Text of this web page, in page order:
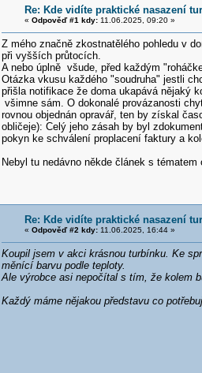
Re: Kde vidíte praktické nasazení
« Odpověď #1 kdy:11.06.2025, 09:20 »
Z mého značně zkostnatělého pohledu v
při vyšších průtocích.
A nebo úplně všude, před každým
Otázka vkusu každého "soudruha" jestli
přišla notifikace že doma ukapává nějaký
všimne sám. O dokonalé provázanosti
rovnou objednán opravář, ten by získal
obličeje): Celý jeho zásah by byl
pokyn ke schválení proplacení faktury a
Nebyl tu nedávno někde článek s
Re: Kde vidíte praktické nasazení
« Odpověď #2 kdy:11.06.2025, 16:44 »
Koupil jsem v akci krásnou turbínku. Ke
měnící barvu podle teploty.
Ale výrobce asi nepočítal s tím, že kolem
Každý máme nějakou představu co